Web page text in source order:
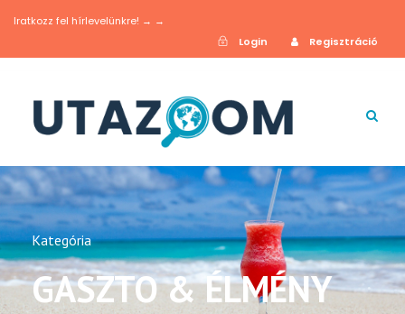
Iratkozz fel hírlevelünkre! → →
Login
Regisztráció
Kategória
GASZTO & ÉLMÉNY